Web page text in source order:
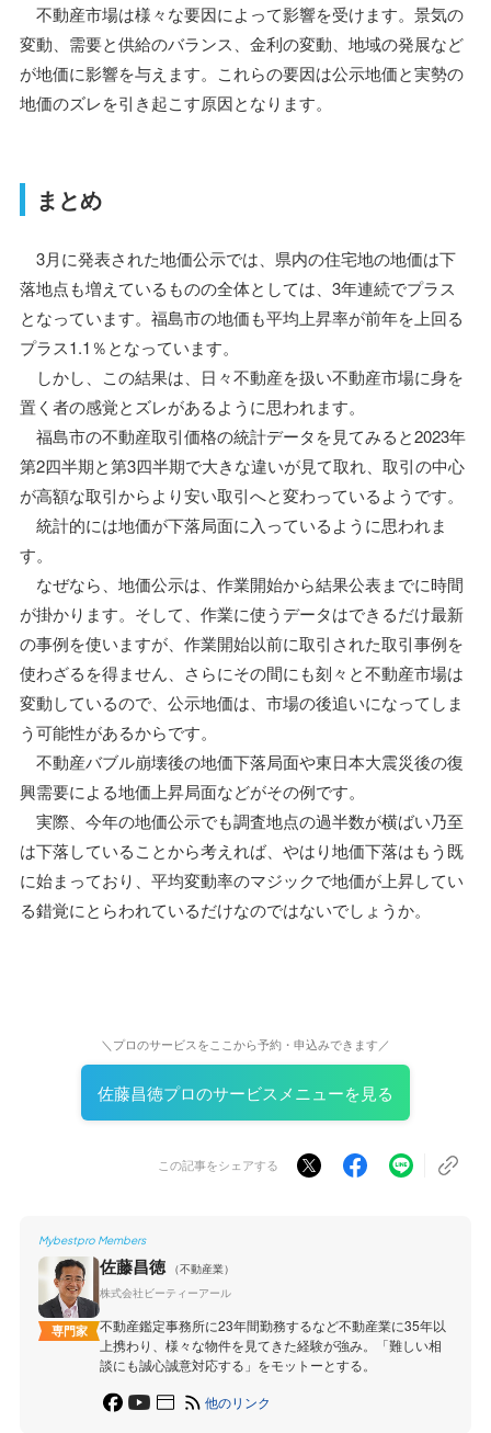
不動産市場は様々な要因によって影響を受けます。景気の
変動、需要と供給のバランス、金利の変動、地域の発展など
が地価に影響を与えます。これらの要因は公示地価と実勢の
地価のズレを引き起こす原因となります。
まとめ
3月に発表された地価公示では、県内の住宅地の地価は下
落地点も増えているものの全体としては、3年連続でプラス
となっています。福島市の地価も平均上昇率が前年を上回る
プラス1.1％となっています。
しかし、この結果は、日々不動産を扱い不動産市場に身を
置く者の感覚とズレがあるように思われます。
福島市の不動産取引価格の統計データを見てみると2023年
第2四半期と第3四半期で大きな違いが見て取れ、取引の中心
が高額な取引からより安い取引へと変わっているようです。
統計的には地価が下落局面に入っているように思われま
す。
なぜなら、地価公示は、作業開始から結果公表までに時間
が掛かります。そして、作業に使うデータはできるだけ最新
の事例を使いますが、作業開始以前に取引された取引事例を
使わざるを得ません、さらにその間にも刻々と不動産市場は
変動しているので、公示地価は、市場の後追いになってしま
う可能性があるからです。
不動産バブル崩壊後の地価下落局面や東日本大震災後の復
興需要による地価上昇局面などがその例です。
実際、今年の地価公示でも調査地点の過半数が横ばい乃至
は下落していることから考えれば、やはり地価下落はもう既
に始まっており、平均変動率のマジックで地価が上昇してい
る錯覚にとらわれているだけなのではないでしょうか。
＼プロのサービスをここから予約・申込みできます／
佐藤昌徳プロのサービスメニューを見る
この記事をシェアする
Mybestpro Members
専門家
佐藤昌徳
（不動産業）
株式会社ビーティーアール
不動産鑑定事務所に23年間勤務するなど不動産業に35年以
上携わり、様々な物件を見てきた経験が強み。「難しい相
談にも誠心誠意対応する」をモットーとする。
他のリンク